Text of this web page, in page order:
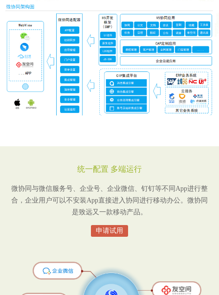
统一配置 多端运行
微协同与微信服务号、企业号、企业微信、钉钉等不同App进行整
合，企业用户可以不安装App直接进入协同进行移动办公。微协同
是致远又一款移动产品。
申请试用